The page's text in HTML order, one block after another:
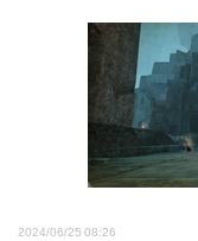
2024/06/25 08:26